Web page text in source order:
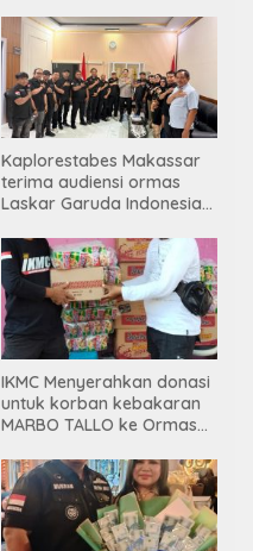
Kaplorestabes Makassar
terima audiensi ormas
Laskar Garuda Indonesia
hingga kegiatan sosial.
IKMC Menyerahkan donasi
untuk korban kebakaran
MARBO TALLO ke Ormas
INDONESIA BERSATU